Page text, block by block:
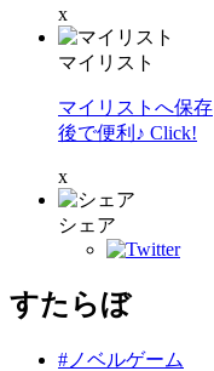
x
マイリスト
マイリストへ保存
後で便利♪ Click!
x
シェア
すたらぼ
#ノベルゲーム